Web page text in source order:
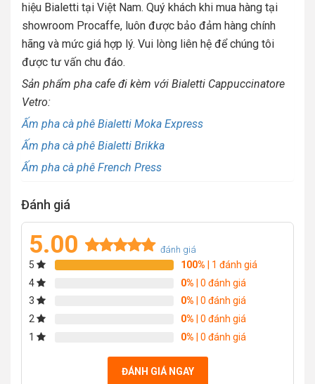
hiệu Bialetti tại Việt Nam. Quý khách khi mua hàng tại
showroom Procaffe, luôn được bảo đảm hàng chính
hãng và mức giá hợp lý. Vui lòng liên hệ để chúng tôi
được tư vấn chu đáo.
Sản phẩm pha cafe đi kèm với Bialetti Cappuccinatore
Vetro:
Ấm pha cà phê Bialetti Moka Express
Ấm pha cà phê Bialetti Brikka
Ấm pha cà phê French Press
Đánh giá
5.00
Rated5.00
1
đánh giá
5 100% | 1 đánh giá
4
0% | 0 đánh giá
3
0% | 0 đánh giá
2
0% | 0 đánh giá
1
0% | 0 đánh giá
ĐÁNH GIÁ NGAY